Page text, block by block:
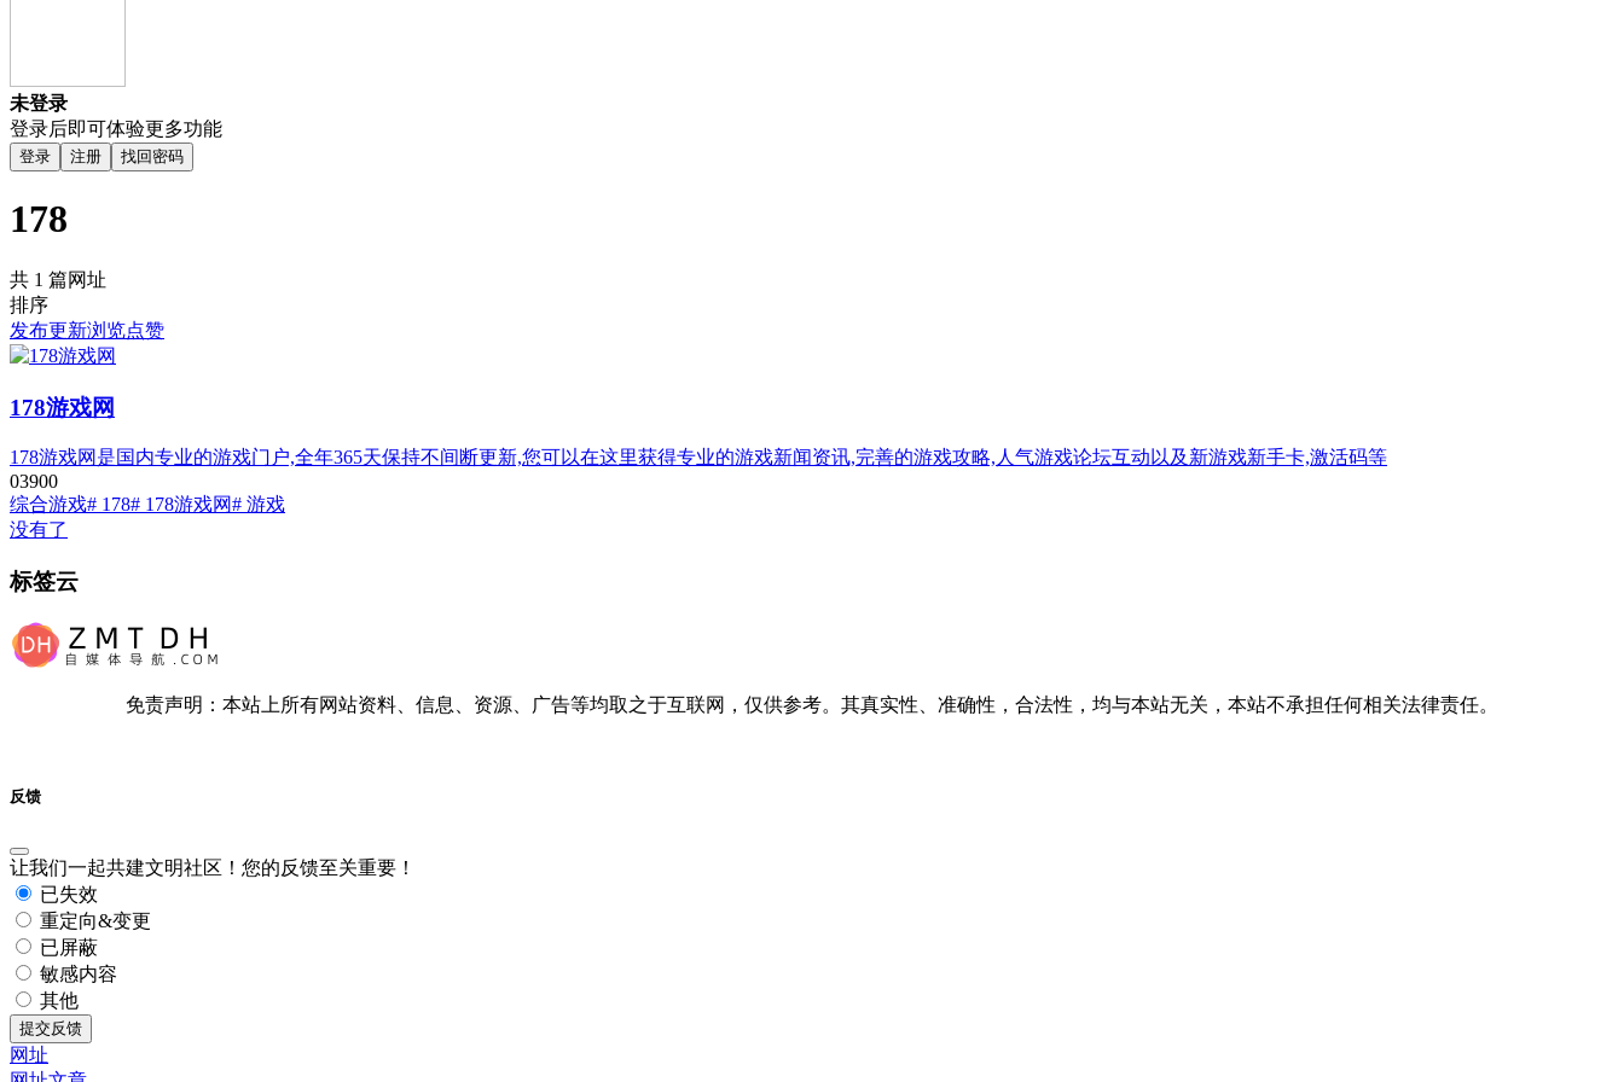
未登录
登录后即可体验更多功能
登录 注册 找回密码
178
共 1 篇网址
排序
发布更新浏览点赞
178游戏网
178游戏网是国内专业的游戏门户,全年365天保持不间断更新,您可以在这里获得专业的游戏新闻资讯,完善的游戏攻略,人气游戏论坛互动以及新游戏新手卡,激活码等
03900
综合游戏# 178# 178游戏网# 游戏
没有了
标签云
免责声明：本站上所有网站资料、信息、资源、广告等均取之于互联网，仅供参考。其真实性、准确性，合法性，均与本站无关，本站不承担任何相关法律责任。
反馈
让我们一起共建文明社区！您的反馈至关重要！
已失效
重定向&变更
已屏蔽
敏感内容
其他
提交反馈
网址